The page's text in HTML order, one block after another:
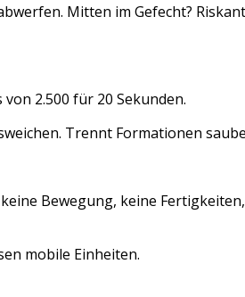
Mitten im Gefecht?
2.500 für 20 Sekunden.
Trennt Formationen
Bewegung, keine
mobile Einheiten.